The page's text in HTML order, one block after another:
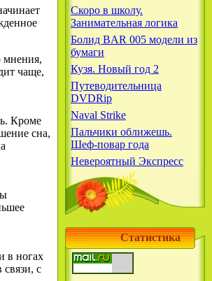
мнения,
чаще,
Кроме
сна,
в ногах
с
Скоро в школу.
Занимательная логика
Болид BAR 005 модели из
бумаги
Кузя. Новый год 2
Путеводительница
DVDRip
Naval Strike
Пальчики оближешь.
Шеф-повар года
Невероятный Экспресс
Статистика